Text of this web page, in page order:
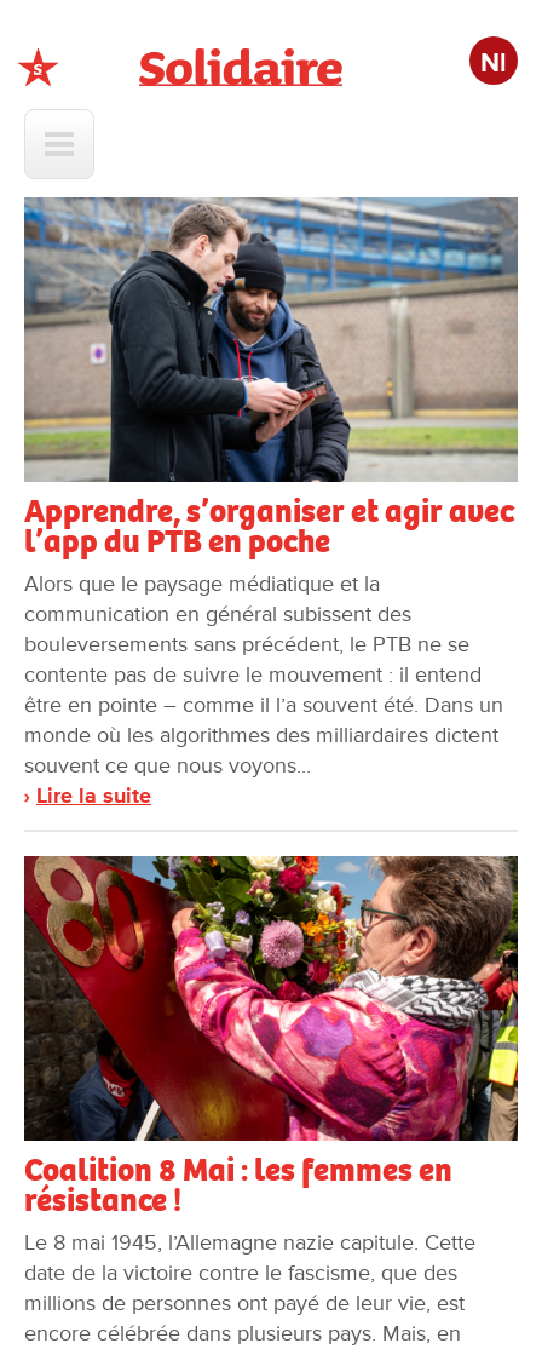
Nl
Solidaire
Apprendre, s’organiser et agir avec
l’app du PTB en poche
Alors que le paysage médiatique et la
communication en général subissent des
bouleversements sans précédent, le PTB ne se
contente pas de suivre le mouvement : il entend
être en pointe – comme il l’a souvent été. Dans un
monde où les algorithmes des milliardaires dictent
souvent ce que nous voyons...
Lire la suite
Coalition 8 Mai : les femmes en
résistance !
Le 8 mai 1945, l’Allemagne nazie capitule. Cette
date de la victoire contre le fascisme, que des
millions de personnes ont payé de leur vie, est
encore célébrée dans plusieurs pays. Mais, en